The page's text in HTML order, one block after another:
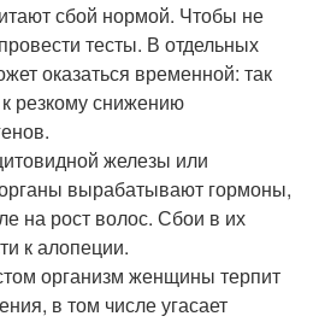
сбой нормой. Чтобы не
тесты. В отдельных
оказаться временной: так
резкому снижению
железы или
вырабатывают гормоны,
на рост волос. Сбои в их
к алопеции.
организм женщины терпит
в том числе угасает